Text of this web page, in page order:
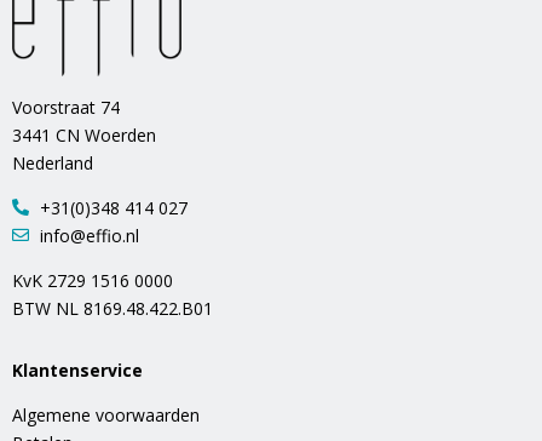
Voorstraat 74
3441 CN Woerden
Nederland
+31(0)348 414 027
info@effio.nl
KvK 2729 1516 0000
BTW NL 8169.48.422.B01
Klantenservice
Algemene voorwaarden